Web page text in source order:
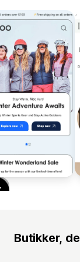
Butikker,